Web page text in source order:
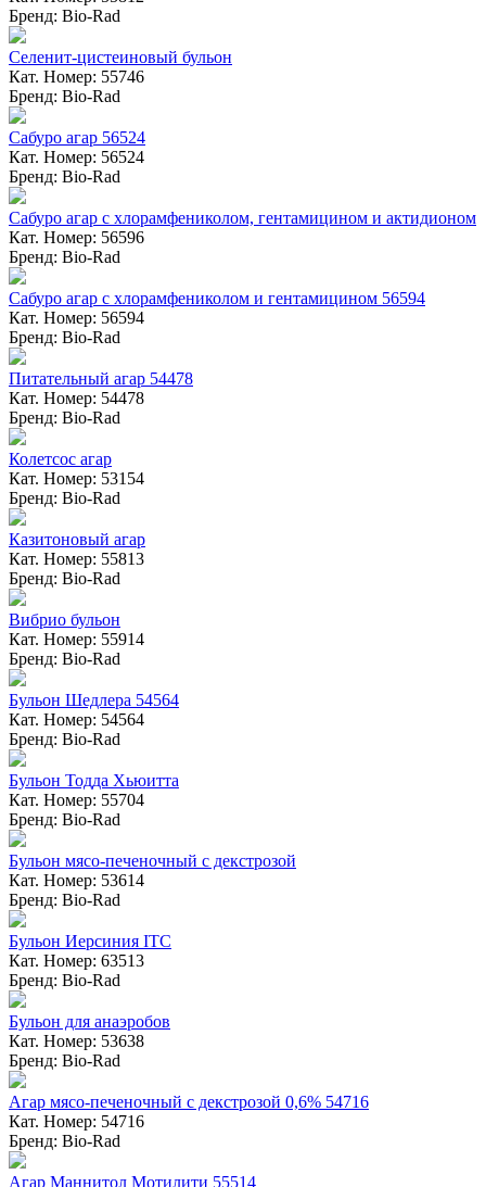
Бренд: Bio-Rad
Селенит-цистеиновый бульон
Кат. Номер: 55746
Бренд: Bio-Rad
Сабуро агар 56524
Кат. Номер: 56524
Бренд: Bio-Rad
Сабуро агар с хлорамфениколом, гентамицином и актидионом
Кат. Номер: 56596
Бренд: Bio-Rad
Сабуро агар с хлорамфениколом и гентамицином 56594
Кат. Номер: 56594
Бренд: Bio-Rad
Питательный агар 54478
Кат. Номер: 54478
Бренд: Bio-Rad
Колетсос агар
Кат. Номер: 53154
Бренд: Bio-Rad
Казитоновый агар
Кат. Номер: 55813
Бренд: Bio-Rad
Вибрио бульон
Кат. Номер: 55914
Бренд: Bio-Rad
Бульон Шедлера 54564
Кат. Номер: 54564
Бренд: Bio-Rad
Бульон Тодда Хьюитта
Кат. Номер: 55704
Бренд: Bio-Rad
Бульон мясо-печеночный с декстрозой
Кат. Номер: 53614
Бренд: Bio-Rad
Бульон Иерсиния ITC
Кат. Номер: 63513
Бренд: Bio-Rad
Бульон для анаэробов
Кат. Номер: 53638
Бренд: Bio-Rad
Агар мясо-печеночный с декстрозой 0,6% 54716
Кат. Номер: 54716
Бренд: Bio-Rad
Агар Маннитол Мотилити 55514